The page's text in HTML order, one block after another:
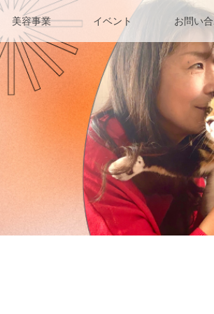
美容事業 イベント お問い